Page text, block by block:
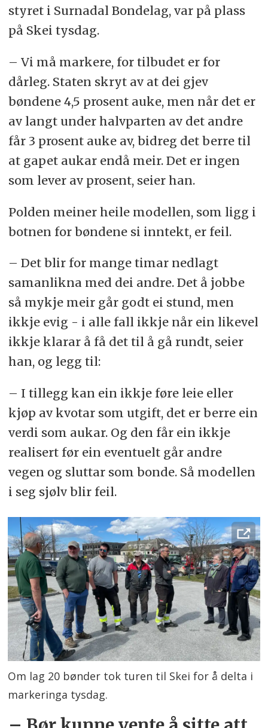
styret i Surnadal Bondelag, var på plass
på Skei tysdag.
– Vi må markere, for tilbudet er for
dårleg. Staten skryt av at dei gjev
bøndene 4,5 prosent auke, men når det er
av langt under halvparten av det andre
får 3 prosent auke av, bidreg det berre til
at gapet aukar endå meir. Det er ingen
som lever av prosent, seier han.
Polden meiner heile modellen, som ligg i
botnen for bøndene si inntekt, er feil.
– Det blir for mange timar nedlagt
samanlikna med dei andre. Det å jobbe
så mykje meir går godt ei stund, men
ikkje evig - i alle fall ikkje når ein likevel
ikkje klarar å få det til å gå rundt, seier
han, og legg til:
– I tillegg kan ein ikkje føre leie eller
kjøp av kvotar som utgift, det er berre ein
verdi som aukar. Og den får ein ikkje
realisert før ein eventuelt går andre
vegen og sluttar som bonde. Så modellen
i seg sjølv blir feil.
Om lag 20 bønder tok turen til Skei for å delta i
markeringa tysdag.